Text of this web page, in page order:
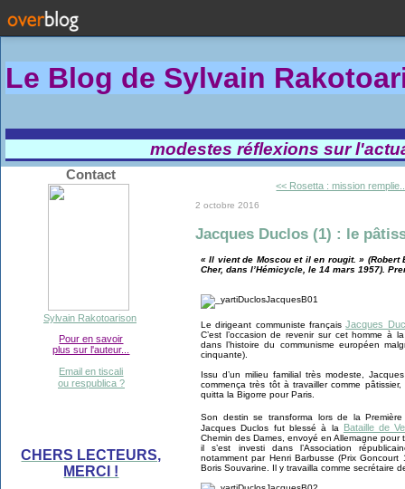
Le Blog de Sylvain Rakotoa
modestes réflexions sur
Contact
Sylvain Rakotoarison
Pour en savoir
plus sur l'auteur...
Email en tiscali
ou respublica ?
CHERS LECTEURS,
MERCI !
<< Rosetta : mission
2 octobre 2016
Jacques Duclos (1) : le
« Il vient de Moscou et il en rougit. »
Cher, dans l’Hémicycle, le 14 mars 1957).
Le dirigeant communiste françaisJacques
C’est l’occasion de revenir sur cet homme à
dans l’histoire du communisme européen
cinquante).
Issu d’un milieu familial très modeste,
commença très tôt à travailler comme
quitta la Bigorre pour Paris.
Son destin se transforma lors de la
Jacques Duclos fut blessé à la
Bataille de
Chemin des Dames, envoyé en Allemagne
il s’est investi dans l’Association
notamment par Henri Barbusse (Prix
Boris Souvarine. Il y travailla comme secrétaire